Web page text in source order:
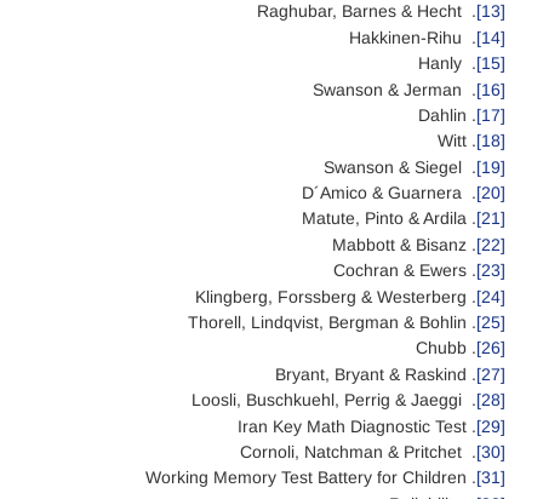
[13]
. Raghubar, Barnes & Hecht
[14]
. Hakkinen-Rihu
[15]
. Hanly
[16]
. Swanson & Jerman
[17]
. Dahlin
[18]
. Witt
[19]
. Swanson & Siegel
[20]
. D´Amico & Guarnera
[21]
. Matute, Pinto & Ardila
[22]
. Mabbott & Bisanz
[23]
. Cochran & Ewers
[24]
. Klingberg, Forssberg & Westerberg
[25]
. Thorell, Lindqvist, Bergman & Bohlin
[26]
. Chubb
[27]
. Bryant, Bryant & Raskind
[28]
. Loosli, Buschkuehl, Perrig & Jaeggi
[29]
. Iran Key Math Diagnostic Test
[30]
. Cornoli, Natchman & Pritchet
[31]
. Working Memory Test Battery for Children